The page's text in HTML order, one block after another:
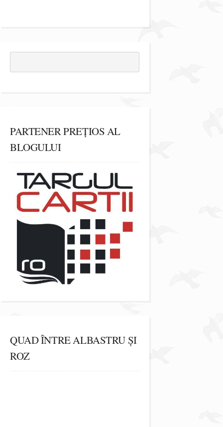
PARTENER PREȚIOS AL
BLOGULUI
QUAD ÎNTRE ALBASTRU ȘI
ROZ